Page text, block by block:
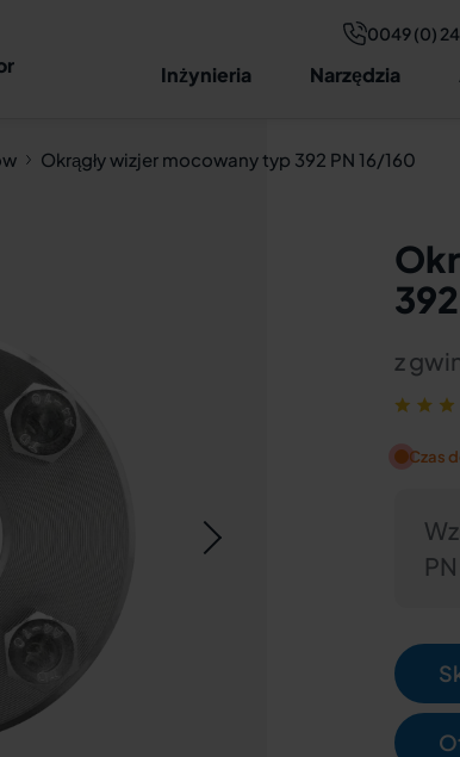
0049 (0)
Inżynieria Narzędzia
Okrągły wizjer mocowany typ 392 PN 16/160
z
Czas